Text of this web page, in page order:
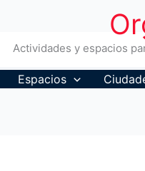
Actividades y espacios
Espacios